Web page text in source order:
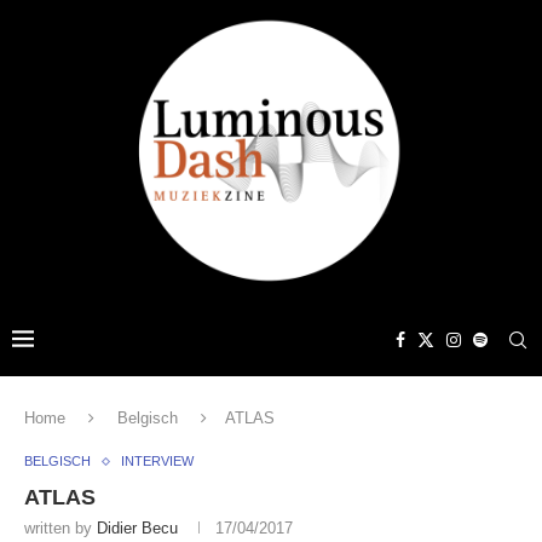
Home Belgisch ATLAS
BELGISCH INTERVIEW
ATLAS
written by Didier Becu 17/04/2017